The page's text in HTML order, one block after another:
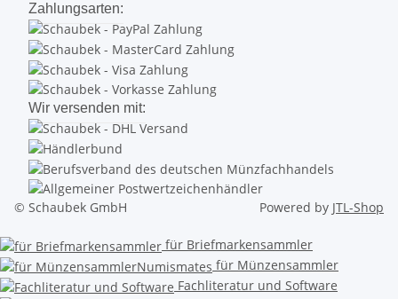
Zahlungsarten:
Wir versenden mit:
© Schaubek GmbH Powered by JTL-Shop
für Briefmarkensammler
für Münzensammler
Fachliteratur und Software